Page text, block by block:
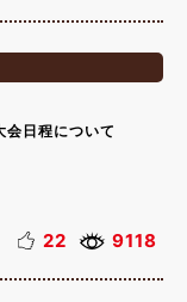
日程について
22 9118